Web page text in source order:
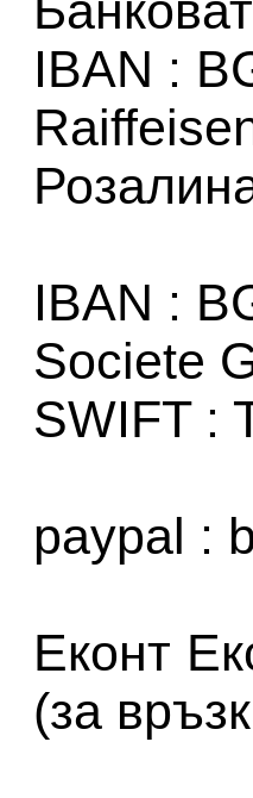
IBAN :
IBAN :
Societe
SWIFT :
paypal :
Еконт
(за